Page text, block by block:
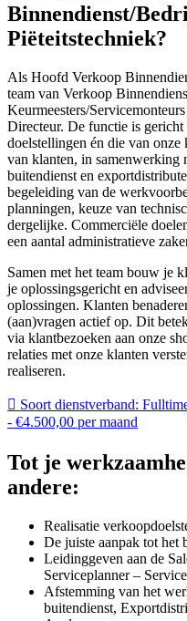
Binnendienst/
Piëteitstechniek?
Als Hoofd Verkoop
team van Verkoop
Keurmeesters/
Directeur. De functie is gericht
doelstellingen én die van
van klanten, in samenwerking
buitendienst en
begeleiding van de
planningen, keuze van
dergelijke. Commerciële
een aantal administratieve
Samen met het team bouw je
je oplossingsgericht en
oplossingen. Klanten
(aan)vragen actief op. Dit
via klantbezoeken aan onze
relaties met onze klanten
realiseren.
Soort dienstverband:
- €4.500,00 per maand
Tot je
andere:
Realisatie
De juiste aanpak tot het
Leidinggeven aan de
Serviceplanner –
Afstemming van het
buitendienst,